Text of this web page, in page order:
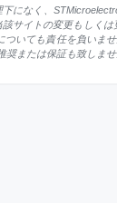
になく、
サイトの変更もしく
いても責任を負いま
または保証も致しませ